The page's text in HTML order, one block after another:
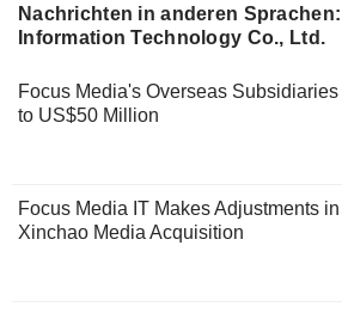
Nachrichten in anderen
Information Technology Co., Ltd.
Focus Media's Overseas
to US$50 Million
Focus Media IT Makes Adjustments
Xinchao Media Acquisition